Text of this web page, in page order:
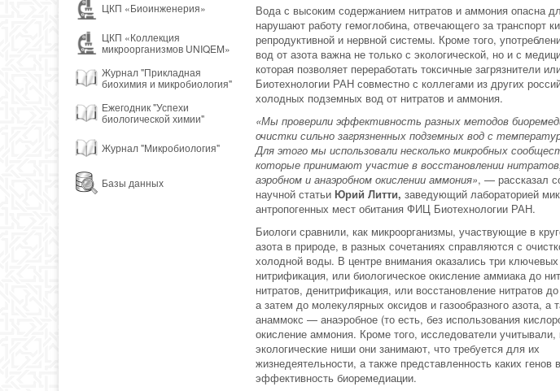
ЦКП «Биоинженерия»
ЦКП «Коллекция
микроорганизмов UNIQEM»
Журнал "Прикладная
биохимия и микробиология"
Ежегодник "Успехи
биологической химии"
Журнал "Микробиология"
Базы данных
Вода с высоким содержанием нитратов и аммония опасна
нарушают работу гемоглобина, отвечающего за транспорт
репродуктивной и нервной системы. Кроме того,
вод от азота важна не только с экологической, но и с
которая позволяет переработать токсичные
Биотехнологии РАН совместно с коллегами из других
холодных подземных вод от нитратов и аммония.
«Мы проверили эффективность разных методов
очистки сильно загрязненных подземных вод с
Для этого мы использовали несколько микробных
которые принимают участие в восстановлении
аэробном и анаэробном окислении аммония», — рассказал
научной статьи Юрий Литти,заведующий лабораторией
антропогенных мест обитания ФИЦ Биотехнологии РАН.
Биологи сравнили, как микроорганизмы, участвующие в
азота в природе, в разных сочетаниях справляются с
холодной воды. В центре внимания оказались три
нитрификация, или биологическое окисление аммиака до
нитратов, денитрификация, или восстановление нитратов
а затем до молекулярных оксидов и газообразного азота, а
анаммокс — анаэробное (то есть, без использования
окисление аммония. Кроме того, исследователи учитывали,
экологические ниши они занимают, что требуется для их
жизнедеятельности, а также представленность каких генов
эффективность биоремедиации.